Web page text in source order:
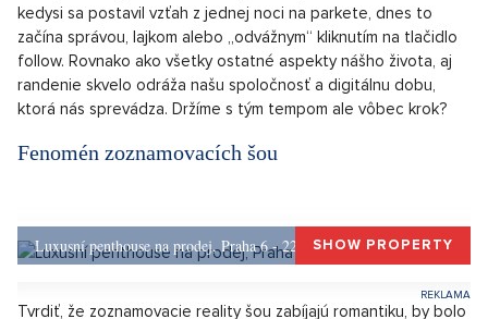
normálne, alebo nám skutočne zostáva iba Tinder a
zoznamka pred celým národom?
Na internete o tom čítate stále. Mladej generácii chýba
užívať a celkovo v deväťdesiatkach to bolo lepšie,“ vychádza z
úst starších jedincov. Nie je v tom však niečo úplne iné?
kedysi sa postavil vzťah z jednej noci na parkete, dnes to